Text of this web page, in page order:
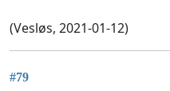
(Vesløs, 2021-01-12)
#79